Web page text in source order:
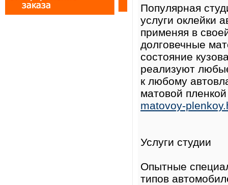
Популярная
услуги оклейки
применяя в
долговечные
состояние
реализуют
к любому
матовой
matovoy-
Услуги студии
Опытные
типов